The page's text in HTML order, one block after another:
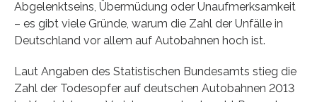
Abgelenktseins, Übermüdung oder Unaufmerksamkeit
– es gibt viele Gründe, warum die Zahl der Unfälle in
Deutschland vor allem auf Autobahnen hoch ist.
Laut Angaben des Statistischen Bundesamts stieg die
Zahl der Todesopfer auf deutschen Autobahnen 2013